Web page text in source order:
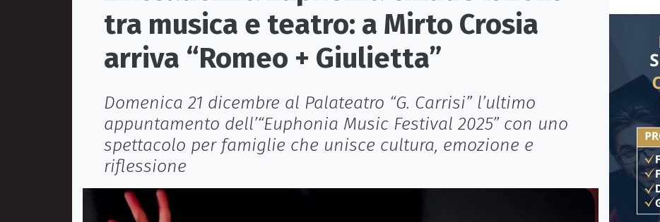
tra musica e teatro: a Mirto Crosia
arriva “Romeo + Giulietta”
Domenica 21 dicembre al Palateatro “G. Carrisi” l’ultimo
appuntamento dell’“Euphonia Music Festival 2025” con uno
spettacolo per famiglie che unisce cultura, emozione e
riflessione